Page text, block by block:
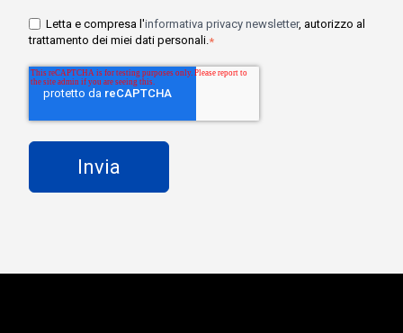
Letta e compresa l'informativa privacy newsletter, autorizzo al
trattamento dei miei dati personali. *